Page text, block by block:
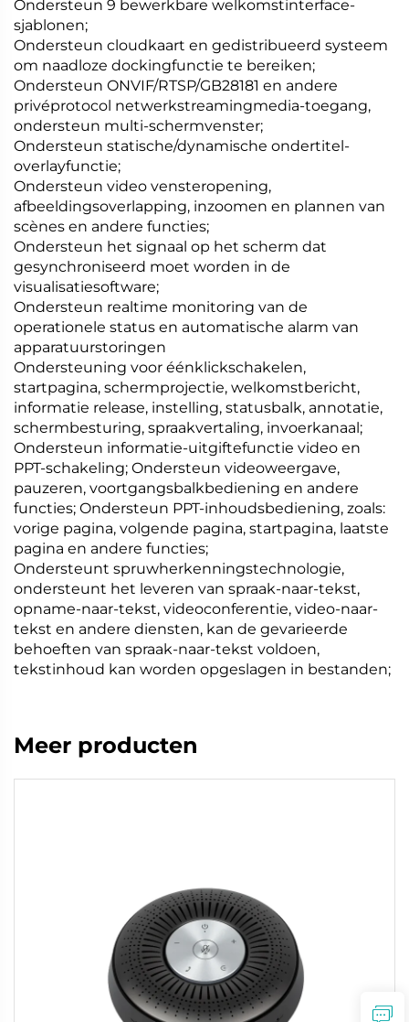
Ondersteun 9 bewerkbare welkomstinterface-
sjablonen;
Ondersteun cloudkaart en gedistribueerd systeem
om naadloze dockingfunctie te bereiken;
Ondersteun ONVIF/RTSP/GB28181 en andere
privéprotocol netwerkstreamingmedia-toegang,
ondersteun multi-schermvenster;
Ondersteun statische/dynamische ondertitel-
overlayfunctie;
Ondersteun video vensteropening,
afbeeldingsoverlapping, inzoomen en plannen van
scènes en andere functies;
Ondersteun het signaal op het scherm dat
gesynchroniseerd moet worden in de
visualisatiesoftware;
Ondersteun realtime monitoring van de
operationele status en automatische alarm van
apparatuurstoringen
Ondersteuning voor éénklickschakelen,
startpagina, schermprojectie, welkomstbericht,
informatie release, instelling, statusbalk, annotatie,
schermbesturing, spraakvertaling, invoerkanaal;
Ondersteun informatie-uitgiftefunctie video en
PPT-schakeling; Ondersteun videoweergave,
pauzeren, voortgangsbalkbediening en andere
functies; Ondersteun PPT-inhoudsbediening, zoals:
vorige pagina, volgende pagina, startpagina, laatste
pagina en andere functies;
Ondersteunt spruwherkenningstechnologie,
ondersteunt het leveren van spraak-naar-tekst,
opname-naar-tekst, videoconferentie, video-naar-
tekst en andere diensten, kan de gevarieerde
behoeften van spraak-naar-tekst voldoen,
tekstinhoud kan worden opgeslagen in bestanden;
Meer producten